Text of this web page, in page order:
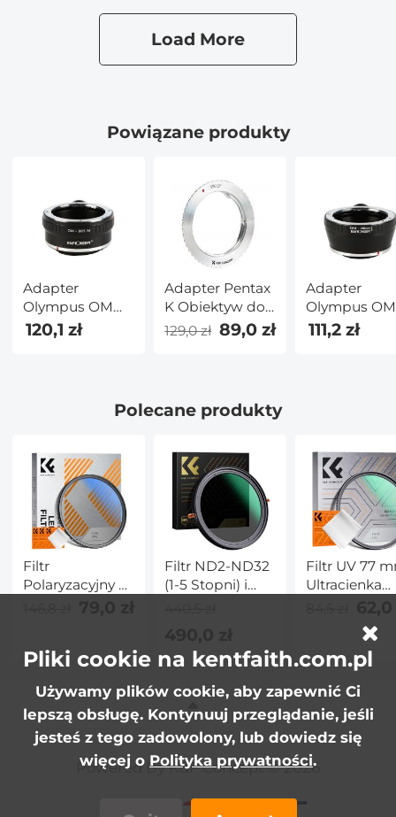
obiektywów
Canon EF EF-S i
aparatów
Canon EOS
Load More
Powiązane produkty
Adapter
Olympus OM
Obiektyw do
120,1 zł
Adapter Pentax
K Obiektyw do
Canon EF
Aparat
129,0 zł 89,0 zł
Adapter
Olympus OM
Obiektyw do
111,2 zł
Polecane produkty
Filtr
Polaryzacyjny 52
ściereczkami
Seria Nano-K
Filtr ND2-ND32
(1-5 Stopni) i
Warstwową
Nano-X
Filtr UV 77
Ultracienka
i 1 ściereczką
Czyszczącą -
Klear
Powered By K&F Concept © 2026
Pliki cookie na kentfaith.com.pl
Używamy plików cookie, aby zapewnić Ci
lepszą obsługę. Kontynuuj przeglądanie, jeśli
jesteś z tego zadowolony, lub dowiedz się
więcej o Polityka prywatności.